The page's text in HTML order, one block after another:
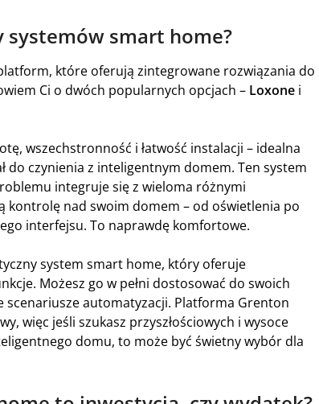
systemów smart home?
które oferują zintegrowane rozwiązania do
Ci o dwóch popularnych opcjach – Loxone i
wszechstronność i łatwość instalacji – idealna
do czynienia z inteligentnym domem. Ten system
integruje się z wieloma różnymi
kontrolę nad swoim domem – od oświetlenia po
interfejsu. To naprawdę komfortowe.
system smart home, który oferuje
Możesz go w pełni dostosować do swoich
scenariusze automatyzacji. Platforma Grenton
więc jeśli szukasz przyszłościowych i wysoce
domu, to może być świetny wybór dla